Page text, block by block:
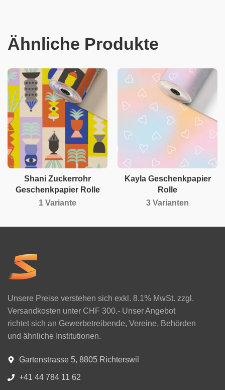
Ähnliche Produkte
Shani Zuckerrohr
Geschenkpapier Rolle
1 Variante
Kayla Geschenkpapier
Rolle
3 Varianten
Unsere Preise verstehen sich exkl. 8.1% MwSt. zzgl.
Versandkosten unter CHF 300.- Unser Angebot
richtet sich an Gewerbetreibende, Vereine, Behörden
und ähnliche Institutionen.
Gartenstrasse 5, 8805 Richterswil
+41 44 784 11 62